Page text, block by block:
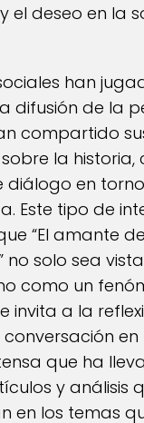
el deseo en la
han
difusión de la
compartido
la
diálogo en
Este tipo de
“El amante
no solo sea
como un
invita a la
en
que ha
y análisis
en los temas